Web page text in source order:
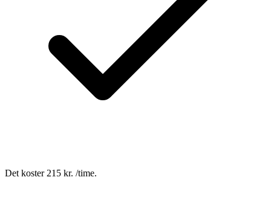
Det koster 215 kr. /time.